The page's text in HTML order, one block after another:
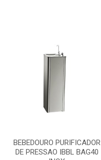
BEBEDOURO PURIFICADOR
DE PRESSAO IBBL BAG40